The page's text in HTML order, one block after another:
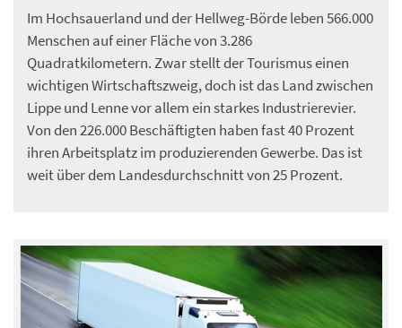
Im Hochsauerland und der Hellweg-Börde leben 566.000
Menschen auf einer Fläche von 3.286
Quadratkilometern. Zwar stellt der Tourismus einen
wichtigen Wirtschaftszweig, doch ist das Land zwischen
Lippe und Lenne vor allem ein starkes Industrierevier.
Von den 226.000 Beschäftigten haben fast 40 Prozent
ihren Arbeitsplatz im produzierenden Gewerbe. Das ist
weit über dem Landesdurchschnitt von 25 Prozent.